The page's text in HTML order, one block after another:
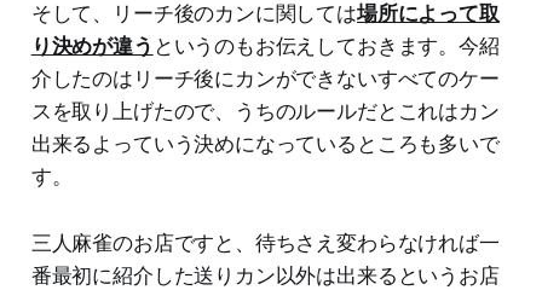
そして、リーチ後のカンに関しては場所によって取
り決めが違う というのもお伝えしておきます。今紹
介したのはリーチ後にカンができないすべてのケー
スを取り上げたので、うちのルールだとこれはカン
出来るよっていう決めになっているところも多いで
す。
三人麻雀のお店ですと、待ちさえ変わらなければ一
番最初に紹介した送りカン以外は出来るというお店